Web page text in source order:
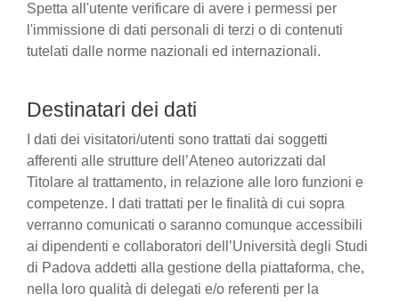
Spetta all'utente verificare di avere i permessi per
l'immissione di dati personali di terzi o di contenuti
tutelati dalle norme nazionali ed internazionali.
Destinatari dei dati
I dati dei visitatori/utenti sono trattati dai soggetti
afferenti alle strutture dell’Ateneo autorizzati dal
Titolare al trattamento, in relazione alle loro funzioni e
competenze. I dati trattati per le finalità di cui sopra
verranno comunicati o saranno comunque accessibili
ai dipendenti e collaboratori dell’Università degli Studi
di Padova addetti alla gestione della piattaforma, che,
nella loro qualità di delegati e/o referenti per la